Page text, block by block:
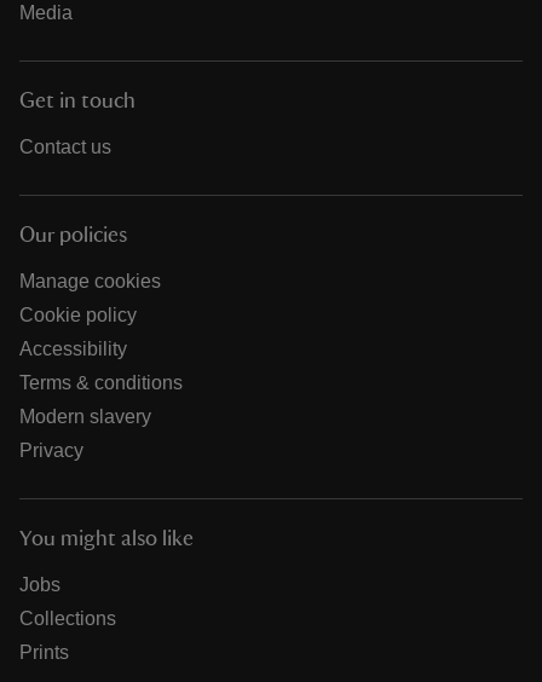
Media
Get in touch
Contact us
Our policies
Manage cookies
Cookie policy
Accessibility
Terms & conditions
Modern slavery
Privacy
You might also like
Jobs
Collections
Prints